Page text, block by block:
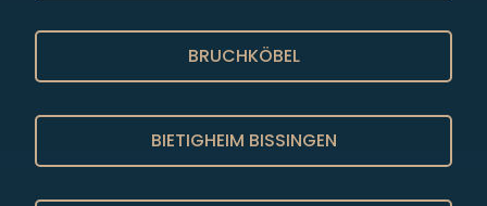
BRUCHKÖBEL
BIETIGHEIM BISSINGEN